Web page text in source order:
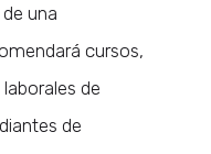
una
cursos,
de
de